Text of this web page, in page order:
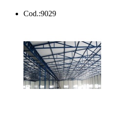
Cod.:9029